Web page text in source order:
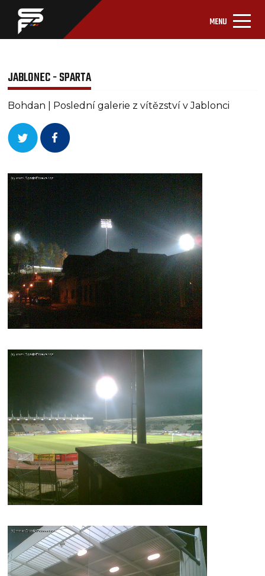
MENU
JABLONEC - SPARTA
Bohdan | Poslední galerie z vítězství v Jablonci